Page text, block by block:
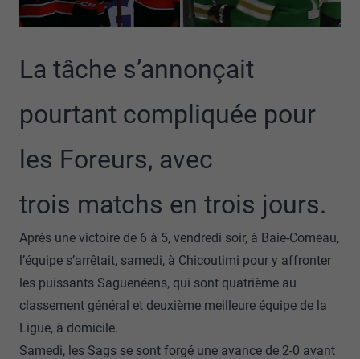
La tâche s’annonçait
pourtant compliquée pour
les Foreurs, avec
trois matchs en trois jours.
Après une victoire de 6 à 5, vendredi soir, à Baie-Comeau,
l’équipe s’arrêtait, samedi, à Chicoutimi pour y affronter
les puissants Saguenéens, qui sont quatrième au
classement général et deuxième meilleure équipe de la
Ligue, à domicile.
Samedi, les Sags se sont forgé une avance de 2-0 avant